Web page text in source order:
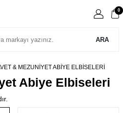
ARA
0
& MEZUNIYET ABIYE ELBISELERI
Abiye Elbiseleri